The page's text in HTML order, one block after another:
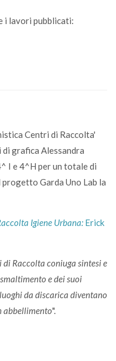
i lavori pubblicati:
Centri di Raccolta'
grafica Alessandra
I e 4^H per un totale di
Garda Uno Lab la
Igiene Urbana: Erick
Raccolta coniuga sintesi e
e dei suoi
da discarica diventano
abbellimento".